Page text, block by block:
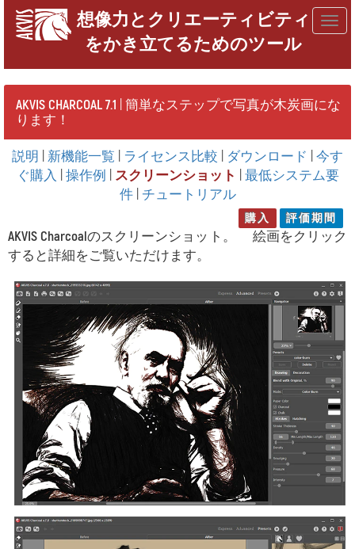
想像力とクリエーティビティ
をかき立てるためのツール
AKVIS CHARCOAL 7.1 | 簡単なステップで写真が木炭画にな
ります！
説明 新機能一覧 ライセンス比較 ダウンロード
今す
ぐ購入
操作例 スクリーンショット
最低システム要
件| チュートリアル
購入 評価期間
AKVIS Charcoalのスクリーンショット。 絵画をクリック
すると詳細をご覧いただけます。